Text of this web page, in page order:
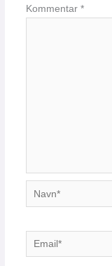
Kommentar *
Navn*
Email*